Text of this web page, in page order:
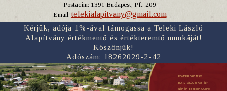
Postacím: 1391 Budapest, Pf.: 209
Email:telekialapitvany@gmail.com
Kérjük, adója 1%-ával támogassa a Teleki László
Alapítvány értékmentő és értékteremtő munkáját!
Köszönjük!
Adószám: 18262029-2-42
RÓMER FLÓRIS TERV
BORSI RÁKÓCZI-KASTÉLY
NÉPI ÉPÍTÉSZETI PROGRAM